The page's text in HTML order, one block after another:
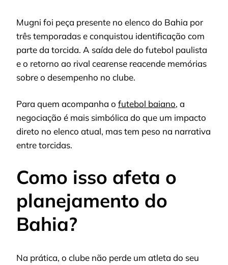
Mugni foi peça presente no elenco do Bahia por
três temporadas e conquistou identificação com
parte da torcida. A saída dele do futebol paulista
e o retorno ao rival cearense reacende memórias
sobre o desempenho no clube.
Para quem acompanha o futebol baiano, a
negociação é mais simbólica do que um impacto
direto no elenco atual, mas tem peso na narrativa
entre torcidas.
Como isso afeta o
planejamento do
Bahia?
Na prática, o clube não perde um atleta do seu